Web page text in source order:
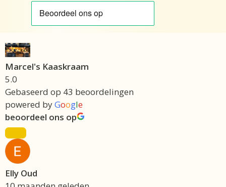
Marcel's Kaaskraam
5.0
Gebaseerd op 43 beoordelingen
powered byGoogle
beoordeel ons op
Elly Oud